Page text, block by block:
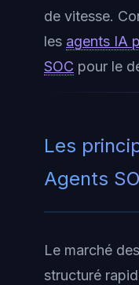
de vitesse.
les agents IA
SOC pour le
Les
Agents
Le marché
structuré